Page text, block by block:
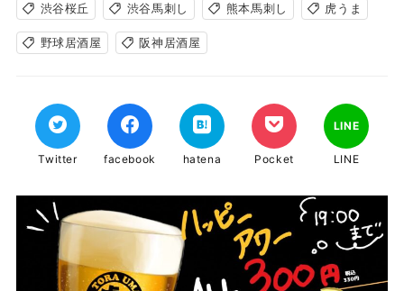
渋谷桜丘 渋谷馬刺し 熊本馬刺し 虎うま
野球居酒屋 阪神居酒屋
Twitter facebook hatena Pocket
LINE
LINE